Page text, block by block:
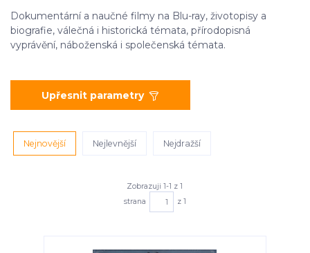
Dokumentární a naučné filmy na Blu-ray, životopisy a
biografie, válečná i historická témata, přírodopisná
vyprávění, náboženská i společenská témata.
Upřesnit parametry
Nejnovější Nejlevnější Nejdražší
Zobrazuji 1-1 z 1
strana
z 1